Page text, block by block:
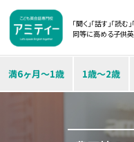
「聞く」「話す」「読む
同等に高める子供英
満6ヶ月～1歳 1歳～2歳